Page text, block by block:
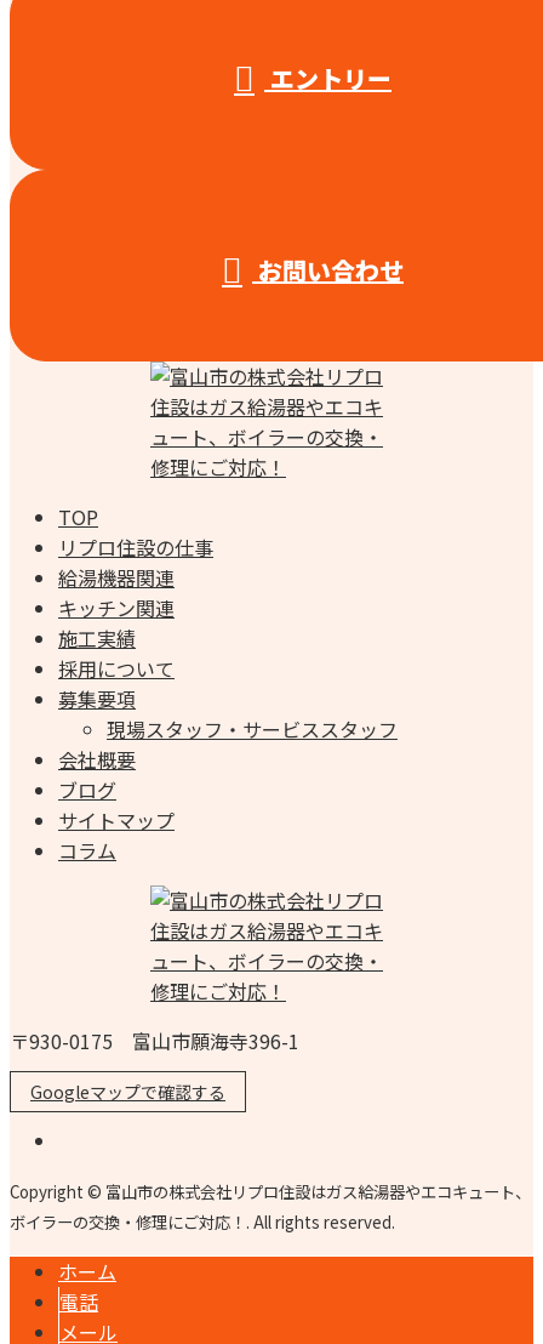
エントリー
お問い合わせ
TOP
リプロ住設の仕事
給湯機器関連
キッチン関連
施工実績
採用について
募集要項
現場スタッフ・サービススタッフ
会社概要
ブログ
サイトマップ
コラム
〒930-0175 富山市願海寺396-1
Googleマップで確認する
Copyright © 富山市の株式会社リプロ住設はガス給湯器やエコキュート、
ボイラーの交換・修理にご対応！. All rights reserved.
ホーム
電話
メール